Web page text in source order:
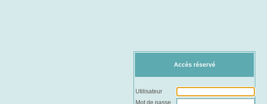
Accès réservé
Utilisateur
Mot de passe